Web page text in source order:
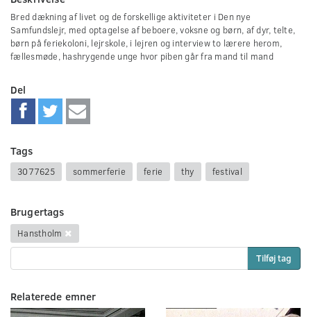
Bred dækning af livet og de forskellige aktiviteter i Den nye
Samfundslejr, med optagelse af beboere, voksne og børn, af dyr, telte,
børn på feriekoloni, lejrskole, i lejren og interview to lærere herom,
fællesmøde, hashrygende unge hvor piben går fra mand til mand
Del
Tags
3077625 sommerferie ferie thy festival
Brugertags
Hanstholm
Tilføj tag
Relaterede emner